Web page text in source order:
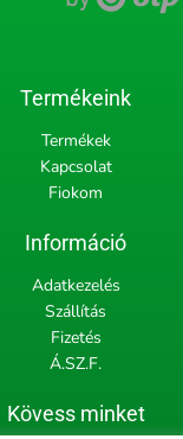
Termékeink
Termékek
Kapcsolat
Fiokom
Információ
Adatkezelés
Szállítás
Fizetés
Á.SZ.F.
Kövess minket